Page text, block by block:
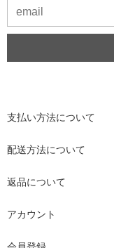
支払い方法について
配送方法について
返品について
アカウント